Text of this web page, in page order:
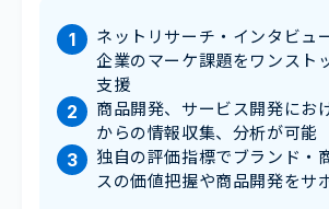
ネットリサーチ・インタビュ
企業のマーケ課題をワンスト
支援
商品開発、サービス開発にお
からの情報収集、分析が可能
独自の評価指標でブランド・
スの価値把握や商品開発をサ